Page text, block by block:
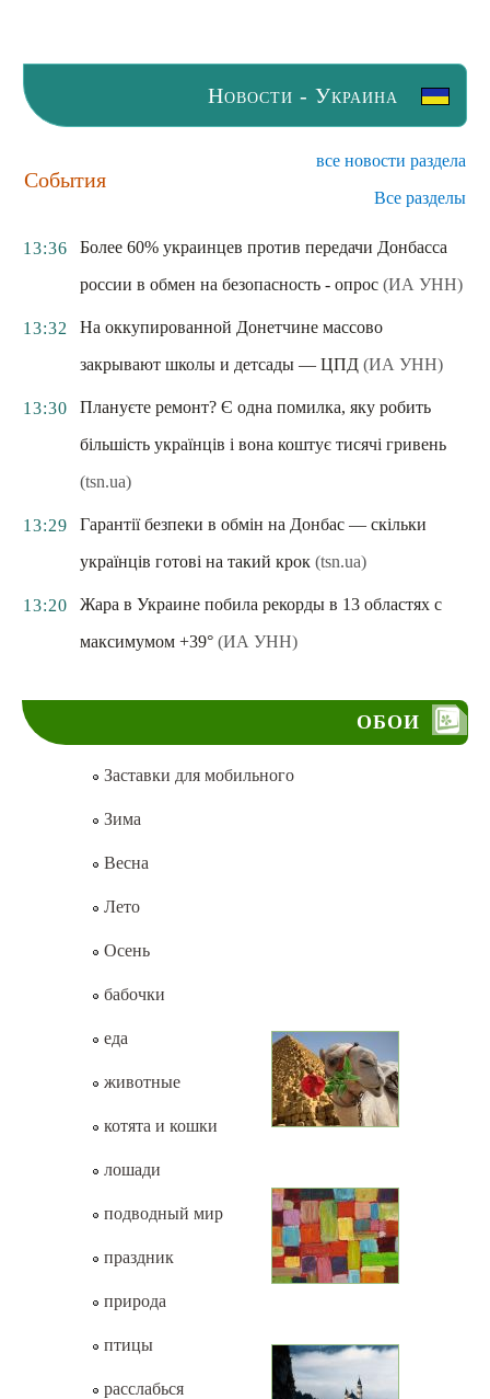
Новости - Украина
События
все новости раздела
Все разделы
13:36
Более 60% украинцев против передачи Донбасса
россии в обмен на безопасность - опрос (ИА УНН)
13:32
На оккупированной Донетчине массово
закрывают школы и детсады — ЦПД (ИА УНН)
13:30
Плануєте ремонт? Є одна помилка, яку робить
більшість українців і вона коштує тисячі гривень
(tsn.ua)
13:29
Гарантії безпеки в обмін на Донбас — скільки
українців готові на такий крок (tsn.ua)
13:20
Жара в Украине побила рекорды в 13 областях с
максимумом +39° (ИА УНН)
ОБОИ
Заставки для мобильного
Зима
Весна
Лето
Осень
бабочки
еда
животные
котята и кошки
лошади
подводный мир
праздник
природа
птицы
расслабься